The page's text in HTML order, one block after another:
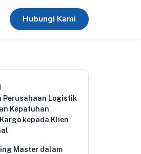
Hubungi Kami
Perusahaan Logistik
Kepatuhan
kepada Klien
Master dalam